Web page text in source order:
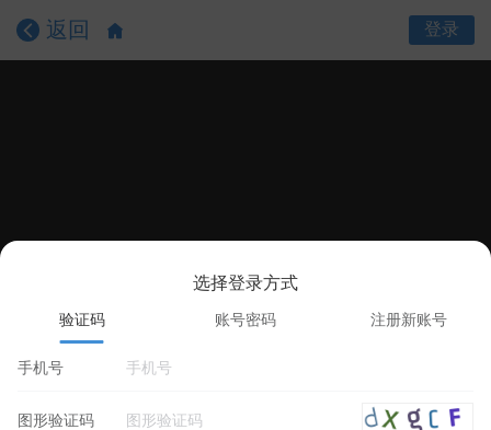
返回 登录
选择登录方式
验证码 账号密码 注册新账号
手机号
图形验证码